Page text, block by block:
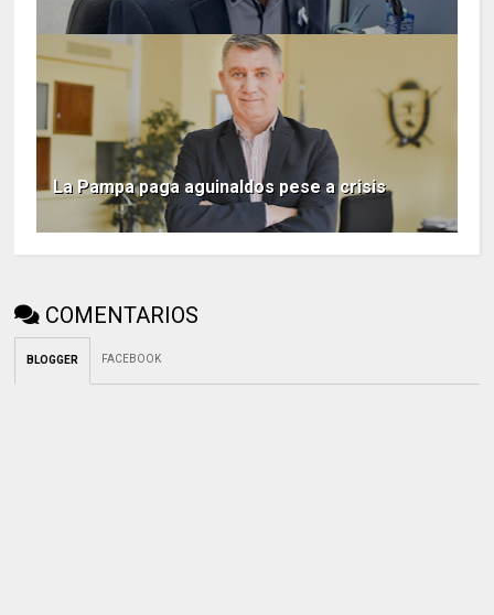
La Pampa paga aguinaldos pese a crisis
COMENTARIOS
BLOGGER FACEBOOK